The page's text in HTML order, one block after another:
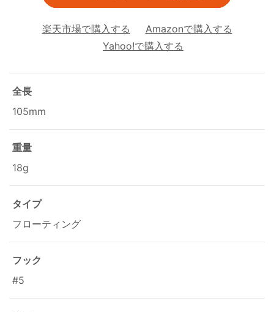
楽天市場で購入する
Amazonで購入する
Yahoo!で購入する
全長
105mm
重量
18g
タイプ
フローティング
フック
#5